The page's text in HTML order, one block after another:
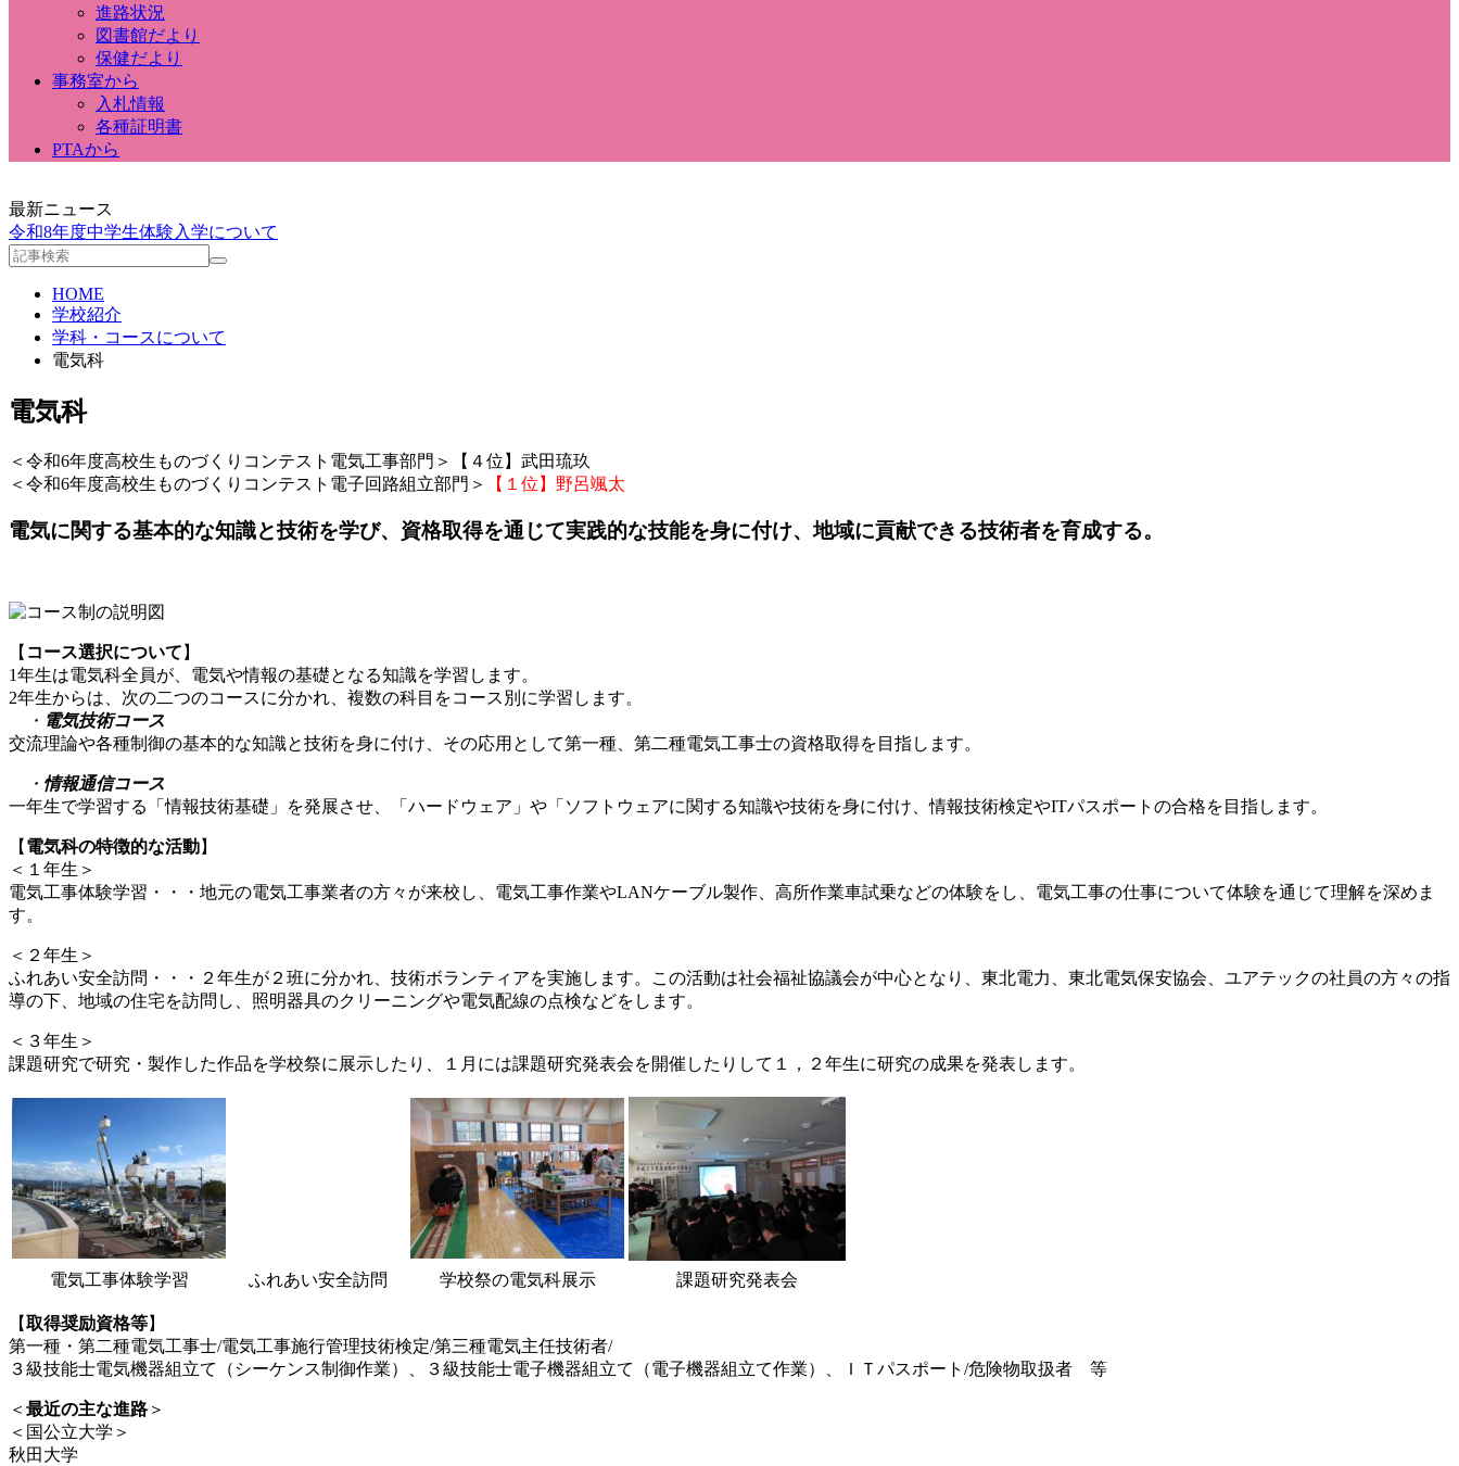
進路状況
図書館だより
保健だより
事務室から
入札情報
各種証明書
PTAから
最新ニュース
令和8年度中学生体験入学について
HOME
学校紹介
学科・コースについて
電気科
電気科
＜令和6年度高校生ものづくりコンテスト電気工事部門＞【４位】武田琉玖
＜令和6年度高校生ものづくりコンテスト電子回路組立部門＞
【１位】野呂颯太
電気に関する基本的な知識と技術を学び、資格取得を通じて実践的な技能を身に付け、地域に貢献できる技術者を育成する。
【 コース選択について 】
1年生は電気科全員が、電気や情報の基礎となる知識を学習します。
2年生からは、次の二つのコースに分かれ、複数の科目をコース別に学習します。
・ 電気技術コース
交流理論や各種制御の基本的な知識と技術を身に付け、その応用として第一種、第二種電気工事士の資格取得を目指します。
・ 情報通信コース
一年生で学習する「情報技術基礎」を発展させ、「ハードウェア」や「ソフトウェアに関する知識や技術を身に付け、情報技術検定やITパスポートの合格を目指します。
【 電気科の特徴的な活動】
＜１年生＞
電気工事体験学習・・・地元の電気工事業者の方々が来校し、電気工事作業やLANケーブル製作、高所作業車試乗などの体験をし、電気工事の仕事について体験を通じて理解を深めま
す。
＜２年生＞
ふれあい安全訪問・・・２年生が２班に分かれ、技術ボランティアを実施します。この活動は社会福祉協議会が中心となり、東北電力、東北電気保安協会、ユアテックの社員の方々の指
導の下、地域の住宅を訪問し、照明器具のクリーニングや電気配線の点検などをします。
＜３年生＞
課題研究で研究・製作した作品を学校祭に展示したり、１月には課題研究発表会を開催したりして１，２年生に研究の成果を発表します。
電気工事体験学習 ふれあい安全訪問 学校祭の電気科展示 課題研究発表会
【取得奨励資格等】
第一種・第二種電気工事士/電気工事施行管理技術検定/第三種電気主任技術者/
３級技能士電気機器組立て（シーケンス制御作業）、３級技能士電子機器組立て（電子機器組立て作業）、ＩＴパスポート/危険物取扱者 等
＜ 最近の主な進路 ＞
＜国公立大学＞
秋田大学